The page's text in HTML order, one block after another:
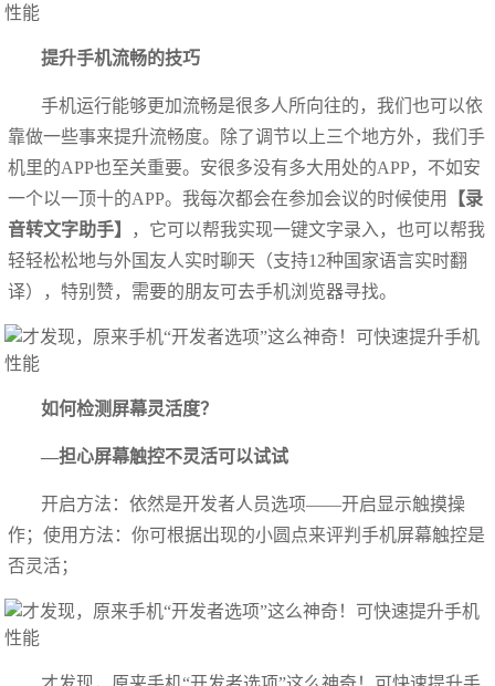
提升手机流畅的技巧
手机运行能够更加流畅是很多人所向往的，我们也可以依
靠做一些事来提升流畅度。除了调节以上三个地方外，我们手
机里的APP也至关重要。安很多没有多大用处的APP，不如安
一个以一顶十的APP。我每次都会在参加会议的时候使用
【录
音转文字助手】
，它可以帮我实现一键文字录入，也可以帮我
轻轻松松地与外国友人实时聊天（支持12种国家语言实时翻
译），特别赞，需要的朋友可去手机浏览器寻找。
如何检测屏幕灵活度？
—担心屏幕触控不灵活可以试试
开启方法：依然是开发者人员选项——开启显示触摸操
作；使用方法：你可根据出现的小圆点来评判手机屏幕触控是
否灵活；